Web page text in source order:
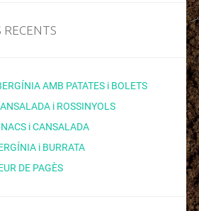
RECENTS
AMB PATATES i BOLETS
i ROSSINYOLS
i CANSALADA
i BURRATA
DE PAGÈS